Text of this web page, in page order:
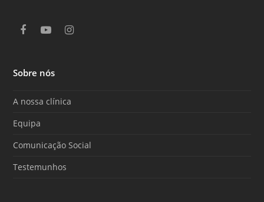
F
e
b
o
Y
T
u
e
I
r
Sobre nós
A nossa clínica
Equipa
Comunicação Social
Testemunhos